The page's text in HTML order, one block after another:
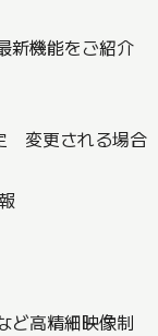
新機能をご紹介
変更される場合
高精細映像制